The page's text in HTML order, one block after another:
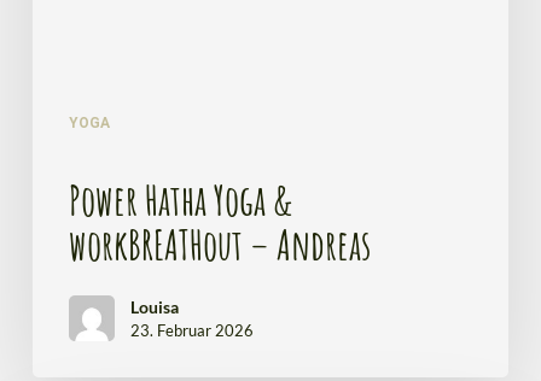
YOGA
Power Hatha Yoga &
workBREATHout – Andreas
Louisa
23. Februar 2026